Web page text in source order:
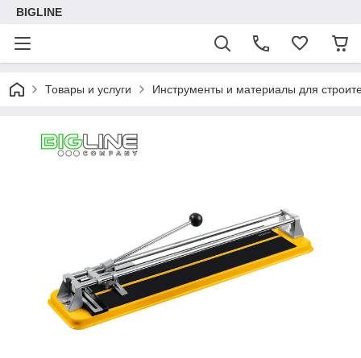
BIGLINE
Товары и услуги Инструменты и материалы для